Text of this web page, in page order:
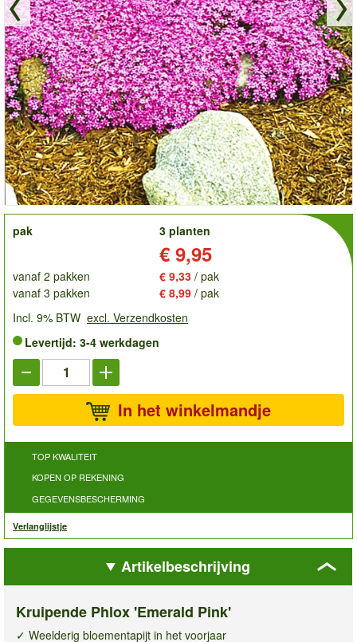
order
pak
3 planten
€ 9,95
vanaf 2 pakken € 9,33 / pak
vanaf 3 pakken
€ 8,99 / pak
Incl. 9% BTW excl. Verzendkosten
Levertijd: 3-4 werkdagen
In het winkelmandje
TOP KWALITEIT
KOPEN OP REKENING
GEGEVENSBESCHERMING
Verlanglijstje
Artikelbeschrijving
Kruipende Phlox 'Emerald Pink'
✓ Weelderig bloementapijt in het voorjaar